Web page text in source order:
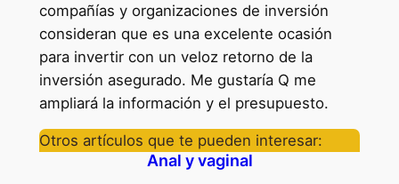
compañías y organizaciones de inversión
consideran que es una excelente ocasión
para invertir con un veloz retorno de la
inversión asegurado. Me gustaría Q me
ampliará la información y el presupuesto.
Otros artículos que te pueden interesar:
Anal y vaginal